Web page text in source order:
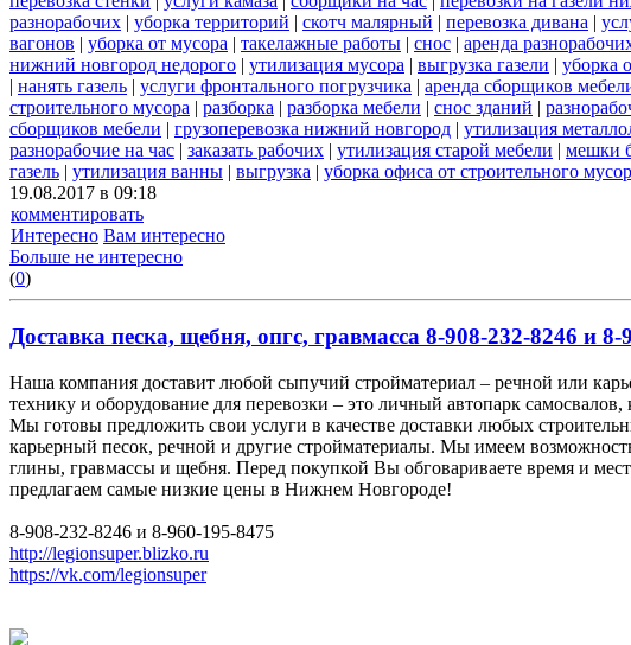
разнорабочих | уборка территорий | скотч малярный | перевозка дивана |
вагонов | уборка от мусора | такелажные работы | снос | аренда
нижний новгород недорого | утилизация мусора | выгрузка газели | уборка
| нанять газель | услуги фронтального погрузчика | аренда сборщиков
строительного мусора | разборка | разборка мебели | снос зданий |
сборщиков мебели | грузоперевозка нижний новгород | утилизация
разнорабочие на час | заказать рабочих | утилизация старой мебели | мешки
газель | утилизация ванны | выгрузка | уборка офиса от строительного
19.08.2017 в 09:18
комментировать
Интересно Вам интересно
Больше не интересно
(0)
Доставка песка, щебня, опгс, гравмасса 8-908-232-8246 и 8-
Наша компания доставит любой сыпучий стройматериал – речной или
технику и оборудование для перевозки – это личный автопарк
Мы готовы предложить свои услуги в качестве доставки любых
карьерный песок, речной и другие стройматериалы. Мы имеем
глины, гравмассы и щебня. Перед покупкой Вы обговариваете время и
предлагаем самые низкие цены в Нижнем Новгороде!
8-908-232-8246 и 8-960-195-8475
http://legionsuper.blizko.ru
https://vk.com/legionsuper